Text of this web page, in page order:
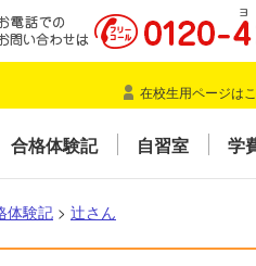
在校生用ページは
合格体験記 自習室 学
体験記 > 辻󠄀さん